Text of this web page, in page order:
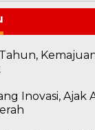
Inovasi, Ajak